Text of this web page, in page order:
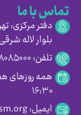
تماس با ما
دفتر مرکزی:
بلوار لاله
تلفن: ۴۸۰۸۵۰۰۰-۰۲۱
۱۶:۳۰
ایمیل: info@irautism.org